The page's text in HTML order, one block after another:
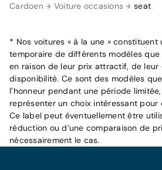
Cardoen Voiture occasions seat
* Nos voitures « à la une » constituent
temporaire de différents modèles
en raison de leur prix attractif, de
disponibilité. Ce sont des modèles
l’honneur pendant une période
représenter un choix intéressant pour
Ce label peut éventuellement être
réduction ou d’une comparaison de
nécessairement le cas.